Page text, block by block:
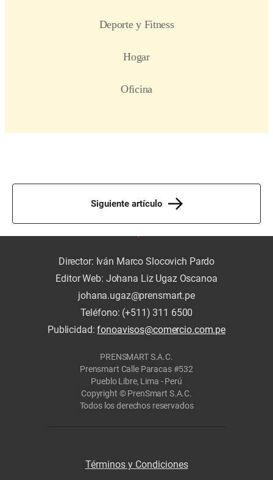
Siguiente artículo
Director: Iván Marco Slocovich Pardo
Editor Web: Johana Liz Ugaz Oscanoa
johana.ugaz@prensmart.pe
Teléfono: (+511) 311 6500
Publicidad:fonoavisos@comercio.com.pe
PRENSMART S.A.C.
Prensmart Calle Paracas #532
Pueblo Libre, Lima - Perú
Copyright © PrenSmart S.A.C.
Todos los derechos reservados
Términos y Condiciones